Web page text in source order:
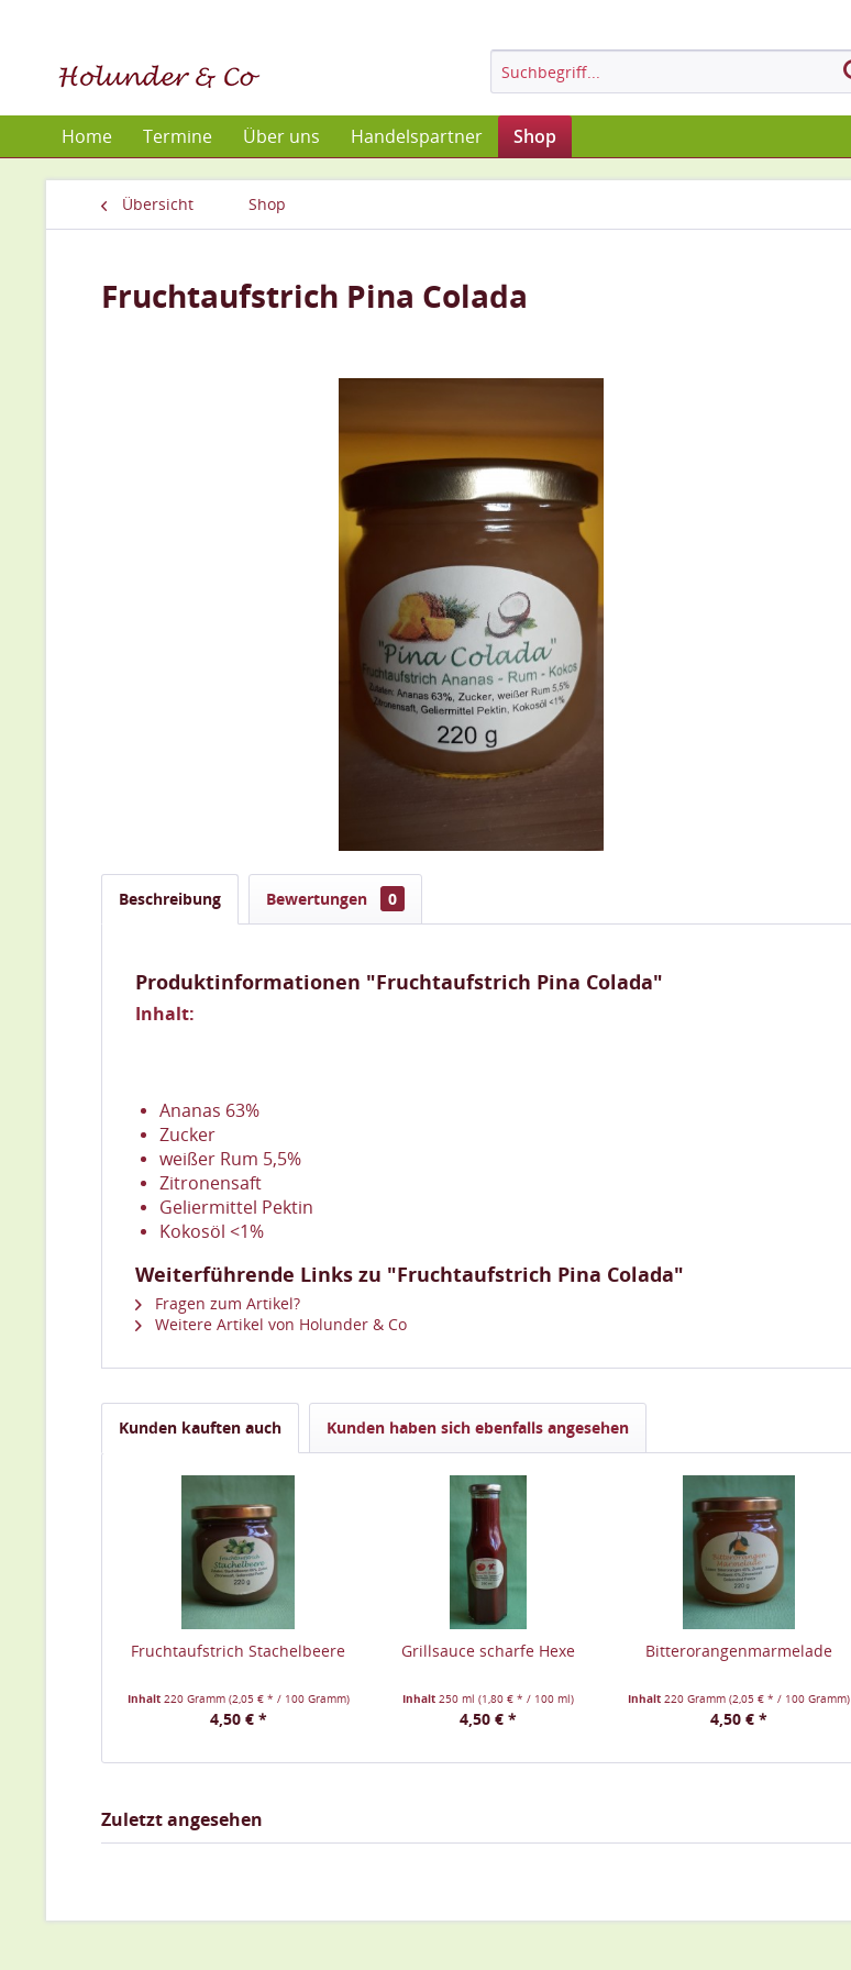
Home Termine Über uns Handelspartner Shop
Übersicht Shop
Fruchtaufstrich Pina Colada
Beschreibung Bewertungen 0
Produktinformationen "Fruchtaufstrich Pina Colada"
Inhalt:
Ananas 63%
Zucker
weißer Rum 5,5%
Zitronensaft
Geliermittel Pektin
Kokosöl <1%
Weiterführende Links zu "Fruchtaufstrich Pina Colada"
Fragen zum Artikel?
Weitere Artikel von Holunder & Co
Kunden kauften auch Kunden haben sich ebenfalls angesehen
Fruchtaufstrich Stachelbeere
Inhalt 220 Gramm (2,05 € * / 100 Gramm)
4,50 € *
Grillsauce scharfe Hexe
Inhalt250 ml(1,80 € * / 100 ml)
4,50 € *
Bitterorangenmarmelade
Inhalt 220 Gramm (2,05 € * / 100 Gramm)
4,50 € *
Zuletzt angesehen